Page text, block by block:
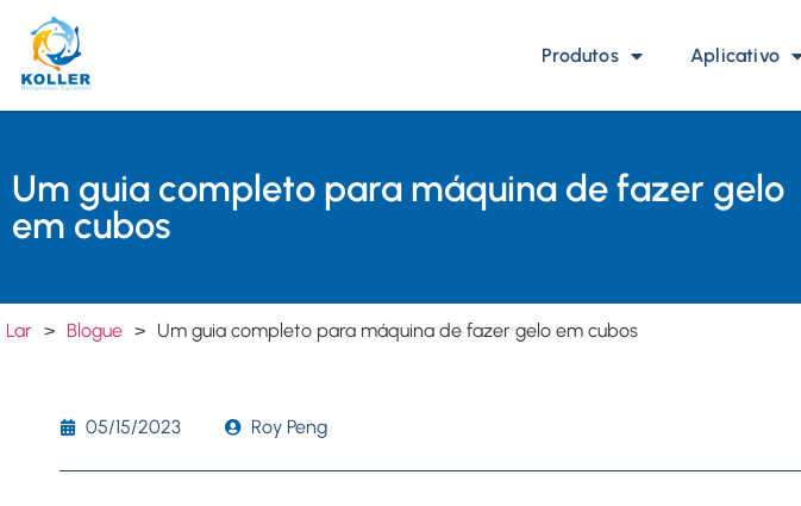
Produtos Aplicativo
Um guia completo para máquina de fazer gelo
em cubos
Lar > Blogue > Um guia completo para máquina de fazer gelo em cubos
05/15/2023 Roy Peng